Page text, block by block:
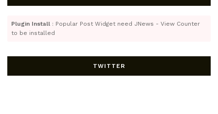
Plugin Install : Popular Post Widget need JNews - View Counter
to be installed
TWITTER